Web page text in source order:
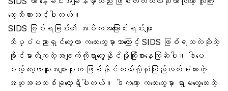
တွေသိထားသင့်ပါတယ်။
SIDS ဖြစ်ရခြင်း၏ အဓိကအကြောင်းရင်းများ
သိပ္ပံပညာရှင်တွေဟာ ကလေးတွေမှာဘာကြောင့် SIDS ဖြစ်ရသလဲဆိုတဲ့
ခိုင်မာတိကျတဲ့အချက်ကိုရှာတွေ့နိုင်ဖို့ကြိုးစားနေကြဆဲပါ။ ဒါပေ
မယ့် လေ့လာသူအများစုက ဖြစ်နိုင်တယ်လို့ယုံကြည်လက်ခံထားတဲ့
အယူအဆတစ်ခုတော့ရှိပါတယ်။ ဒါကတော့ ကလေးတွေမှာ ရှာမတွေ့သေးတဲ့